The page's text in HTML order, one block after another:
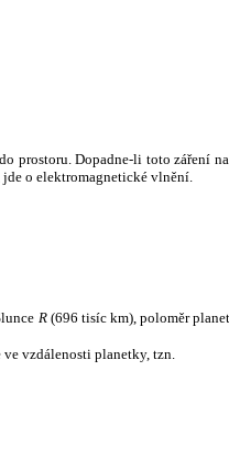
Dopadne-li toto záření
jde o elektromagnetické vlnění.
R(696 tisíc km), poloměr
vzdálenosti planetky, tzn.